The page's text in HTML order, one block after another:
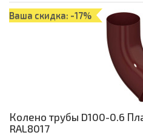
Ваша скидка: -17%
Колено трубы D100-0.6
RAL8017